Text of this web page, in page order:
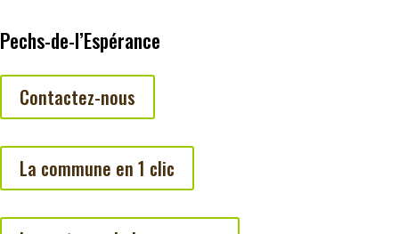
Pechs-de-l’Espérance
Contactez-nous
La commune en 1 clic